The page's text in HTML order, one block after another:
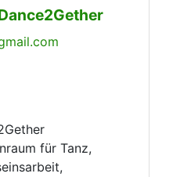
für Tanz,